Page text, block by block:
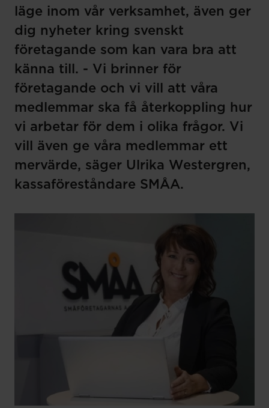
läge inom vår verksamhet, även ger
dig nyheter kring svenskt
företagande som kan vara bra att
känna till. - Vi brinner för
företagande och vi vill att våra
medlemmar ska få återkoppling hur
vi arbetar för dem i olika frågor. Vi
vill även ge våra medlemmar ett
mervärde, säger Ulrika Westergren,
kassaföreståndare SMÅA.